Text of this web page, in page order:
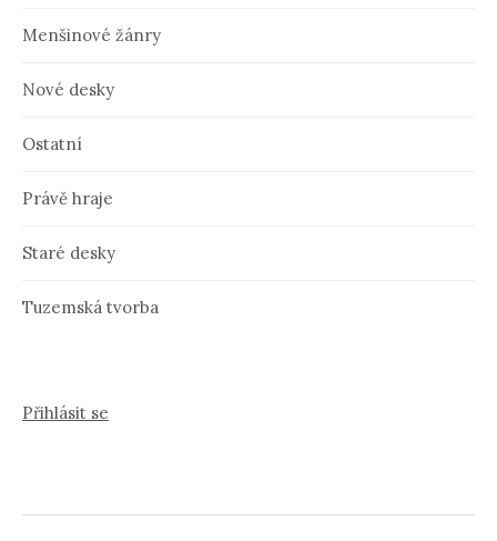
Menšinové žánry
Nové desky
Ostatní
Právě hraje
Staré desky
Tuzemská tvorba
Přihlásit se